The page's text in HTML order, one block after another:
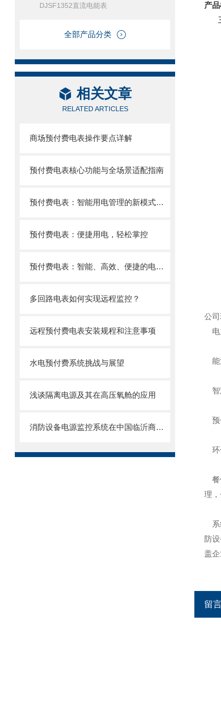
DJSF1352直流电能表
全部产品分类
相关文章
RELATED ARTICLES
商场预付费电表操作要点详解
预付费电表核心功能与全场景适配指南
预付费电表：智能用电管理的新模式，赋能高效能源消费
预付费电表：便捷用电，轻松掌控
预付费电表：智能、高效、便捷的电力管理新选择
多回路电表如何实现远程监控？
远程预付费电表安装规程和注意事项
水电预付费系统挑战与展望
浅谈隔离电源及其在高压氧舱的应用
消防设备电源监控系统在中国临沂商贸城电子商务产业园项目的应用
产
公
电
能
智
预
环
餐
理
系
防
盖
留